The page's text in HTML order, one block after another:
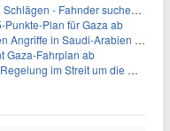
- Fahnder suchen Autofahrer
Punkte-Plan für Gaza ab
in Saudi-Arabien und im Jemen
Gaza-Fahrplan ab
im Streit um die Rente mit 63?